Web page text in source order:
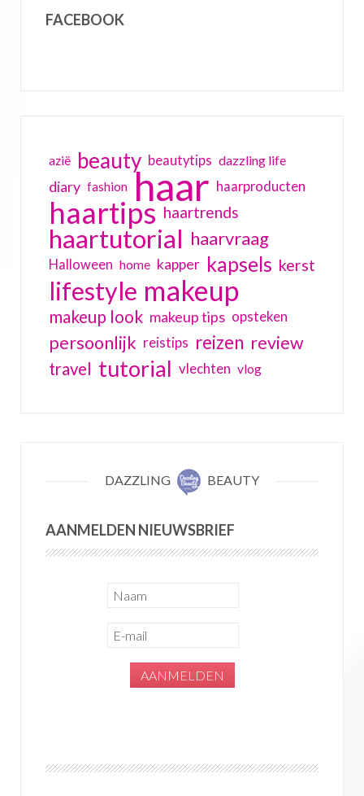
FACEBOOK
azië beauty beautytips dazzling life
diary fashion haar haarproducten
haartips haartrends
haartutorial haarvraag
Halloween home kapper kapsels kerst
lifestyle makeup
makeup look makeup tips opsteken
persoonlijk reistips reizen review
travel tutorial vlechten vlog
DAZZLING BEAUTY
AANMELDEN NIEUWSBRIEF